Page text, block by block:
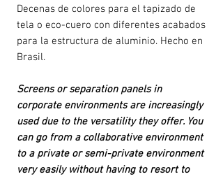
Decenas de colores para el tapizado de
tela o eco-cuero con diferentes acabados
para la estructura de aluminio. Hecho en
Brasil.
Screens or separation panels in
corporate environments are increasingly
used due to the versatility they offer. You
can go from a collaborative environment
to a private or semi-private environment
very easily without having to resort to